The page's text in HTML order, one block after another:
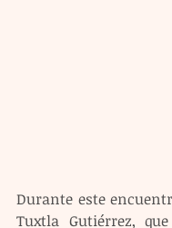
Durante este
Tuxtla Gutiérrez,